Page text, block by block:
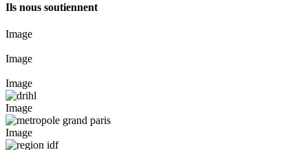
Ils nous soutiennent
Image
Image
Image
Image
Image